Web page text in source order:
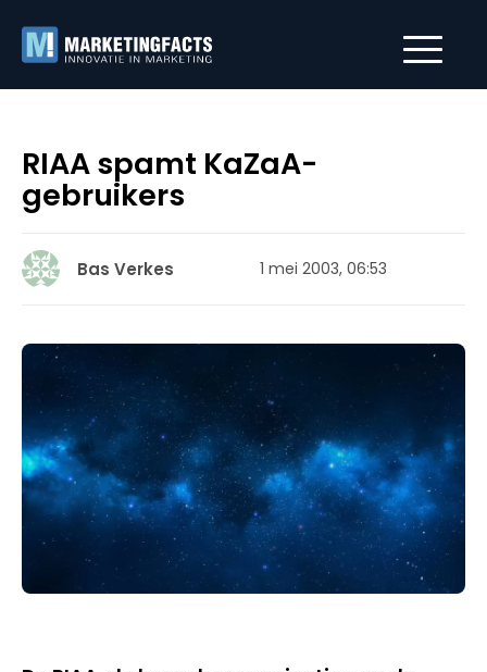
RIAA spamt KaZaA-
gebruikers
Bas Verkes 1 mei 2003, 06:53